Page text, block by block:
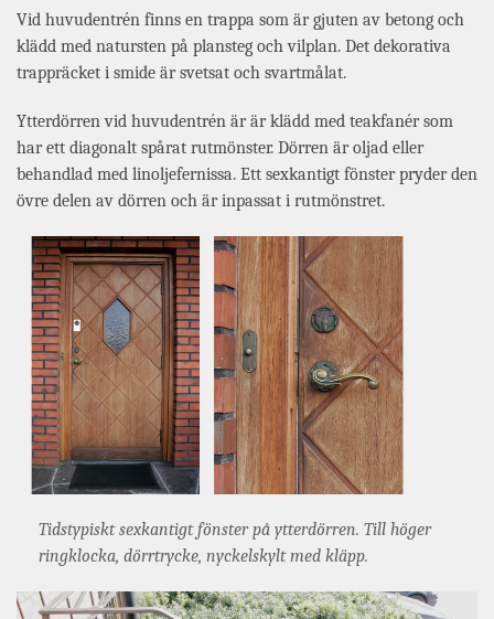
Vid huvudentrén finns en trappa som är gjuten av betong och
klädd med natursten på plansteg och vilplan. Det dekorativa
trappräcket i smide är svetsat och svartmålat.
Ytterdörren vid huvudentrén är är klädd med teakfanér som
har ett diagonalt spårat rutmönster. Dörren är oljad eller
behandlad med linoljefernissa. Ett sexkantigt fönster pryder den
övre delen av dörren och är inpassat i rutmönstret.
Tidstypiskt sexkantigt fönster på ytterdörren. Till höger
ringklocka, dörrtrycke, nyckelskylt med kläpp.